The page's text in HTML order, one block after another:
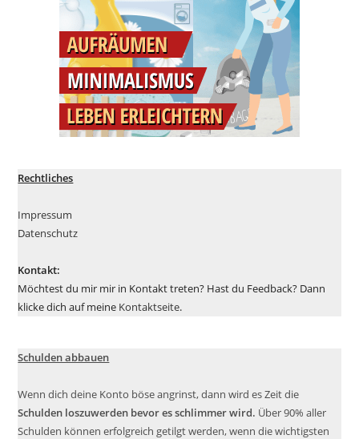
Rechtliches
Impressum
Datenschutz
Kontakt:
Möchtest du mir mir in Kontakt treten? Hast du Feedback? Dann
klicke dich auf meine Kontaktseite.
Schulden abbauen
Wenn dich deine Konto böse angrinst, dann wird es Zeit die
Schulden loszuwerden bevor es schlimmer wird. Über 90% aller
Schulden können erfolgreich getilgt werden, wenn die wichtigsten